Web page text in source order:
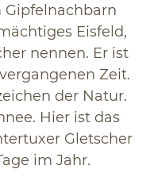
Eisfeld,
nennen. Er ist
Zeit.
der Natur.
Hier ist das
Gletscher
im Jahr.